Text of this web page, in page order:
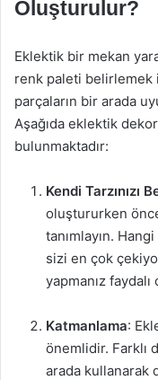
Oluşturulur?
Eklektik bir mekan
renk paleti belirlemek
parçaların bir arada
Aşağıda eklektik
bulunmaktadır:
Kendi Tarzınızı
oluştururken
tanımlayın.
sizi en çok
yapmanız faydalı
Katmanlama:
önemlidir. Farklı
arada kullanarak